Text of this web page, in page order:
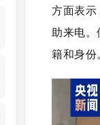
方面表
助来电。
籍和身份。